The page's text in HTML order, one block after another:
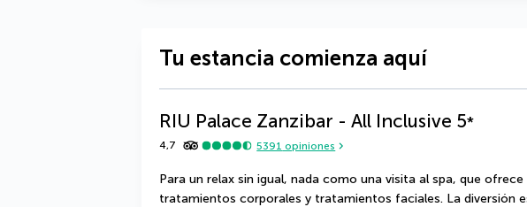
Tu estancia comienza aquí
RIU Palace Zanzibar - All Inclusive 5*
4,7 5391 opiniones
Para un relax sin igual, nada como una visita al spa, que ofrece
tratamientos corporales y tratamientos faciales. La diversión